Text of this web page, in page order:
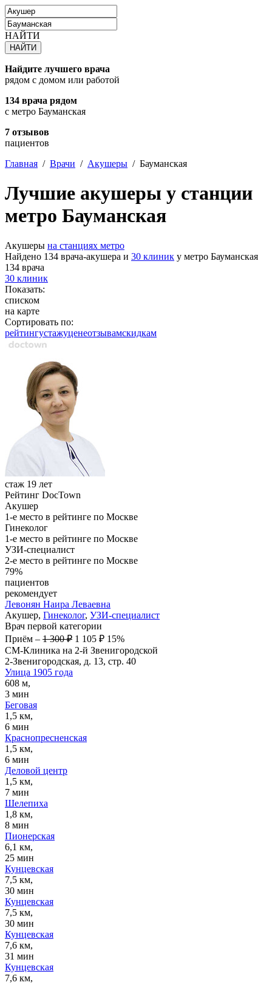
НАЙТИ
Найдите лучшего врача
рядом с домом или работой
134 врача рядом
с метро Бауманская
7 отзывов
пациентов
Главная / Врачи / Акушеры / Бауманская
Лучшие акушеры у станции
метро Бауманская
Акушеры на станциях метро
Найдено 134 врача-акушера и 30 клиник у метро Бауманская
134 врача
30 клиник
Показать:
списком
на карте
Сортировать по:
рейтингустажуценеотзывамcкидкам
стаж 19 лет
Рейтинг DocTown
Акушер
1-е место в рейтинге по Москве
Гинеколог
1-е место в рейтинге по Москве
УЗИ-специалист
2-е место в рейтинге по Москве
79%
пациентов
рекомендует
Левонян Наира Леваевна
Акушер, Гинеколог, УЗИ-специалист
Врач первой категории
Приём – 1 300 ₽ 1 105 ₽ 15%
СМ-Клиника на 2-й Звенигородской
2-Звенигородская, д. 13, стр. 40
Улица 1905 года
608 м,
3 мин
Беговая
1,5 км,
6 мин
Краснопресненская
1,5 км,
6 мин
Деловой центр
1,5 км,
7 мин
Шелепиха
1,8 км,
8 мин
Пионерская
6,1 км,
25 мин
Кунцевская
7,5 км,
30 мин
Кунцевская
7,5 км,
30 мин
Кунцевская
7,6 км,
31 мин
Кунцевская
7,6 км,